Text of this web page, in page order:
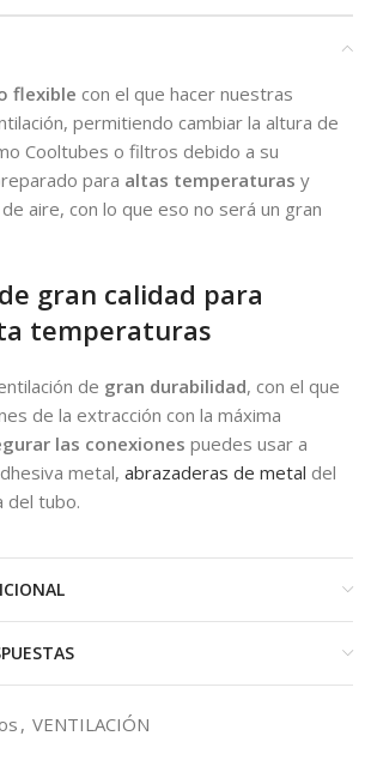
flexible con el que hacer nuestras
permitiendo cambiar la altura de
Cooltubes o filtros debido a su
para altas temperaturas y
aire, con lo que eso no será un gran
gran calidad para
temperaturas
de gran durabilidad, con el que
de la extracción con la máxima
las conexiones puedes usar a
metal, abrazaderas de metal del
del tubo.
, VENTILACIÓN